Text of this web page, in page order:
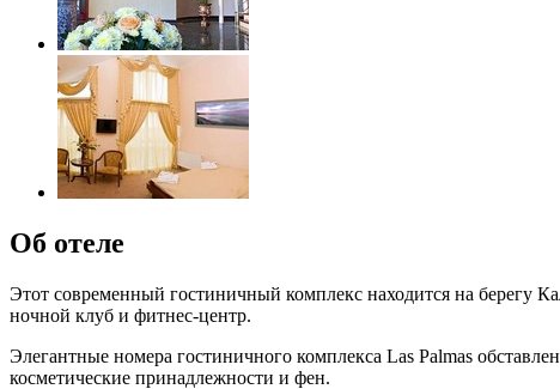
Об отеле
Этот современный гостиничный комплекс находится на берегу
ночной клуб и фитнес-центр.
Элегантные номера гостиничного комплекса Las Palmas
косметические принадлежности и фен.